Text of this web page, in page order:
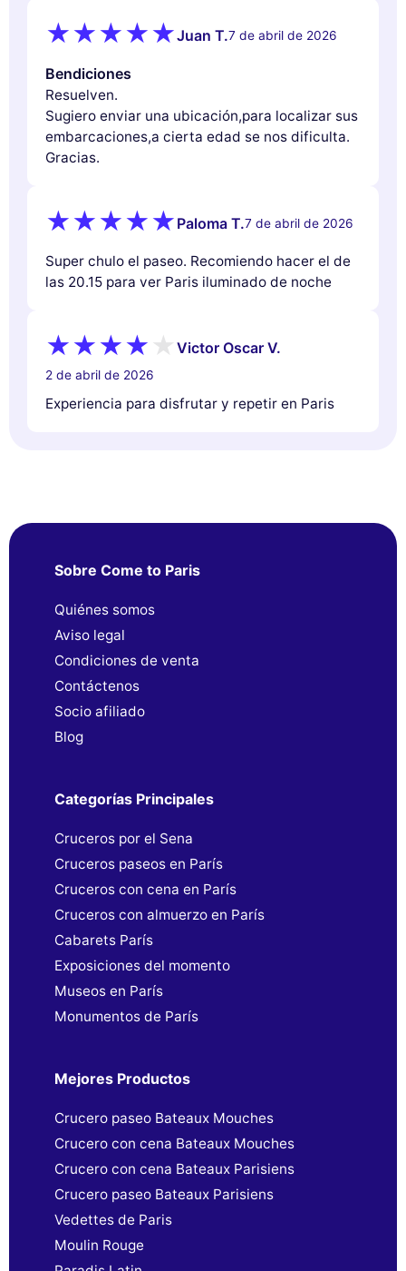
Juan T.7 de abril de 2026
Bendiciones
Resuelven.
Sugiero enviar una ubicación,para localizar sus
embarcaciones,a cierta edad se nos dificulta.
Gracias.
Paloma T.7 de abril de 2026
Super chulo el paseo. Recomiendo hacer el de
las 20.15 para ver Paris iluminado de noche
Victor Oscar V.
2 de abril de 2026
Experiencia para disfrutar y repetir en Paris
Sobre Come to Paris
Quiénes somos
Aviso legal
Condiciones de venta
Contáctenos
Socio afiliado
Blog
Categorías Principales
Cruceros por el Sena
Cruceros paseos en París
Cruceros con cena en París
Cruceros con almuerzo en París
Cabarets París
Exposiciones del momento
Museos en París
Monumentos de París
Mejores Productos
Crucero paseo Bateaux Mouches
Crucero con cena Bateaux Mouches
Crucero con cena Bateaux Parisiens
Crucero paseo Bateaux Parisiens
Vedettes de Paris
Moulin Rouge